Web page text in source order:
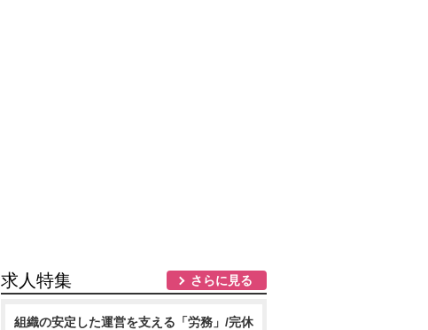
求人特集 さらに見る
組織の安定した運営を支える「労務」/完休